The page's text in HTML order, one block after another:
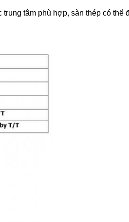
tâm phù hợp, sàn thép có